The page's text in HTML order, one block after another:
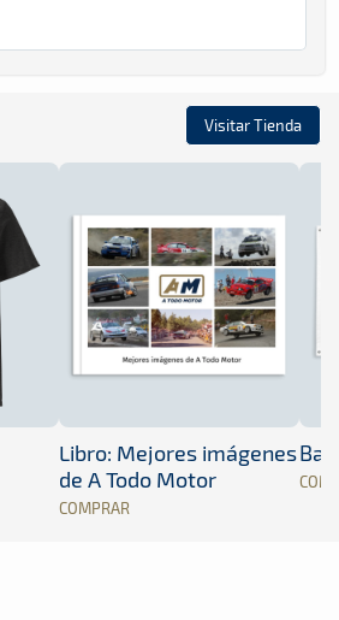
Visitar Tienda
Libro: Mejores imágenes
de A Todo Motor
COMPRAR